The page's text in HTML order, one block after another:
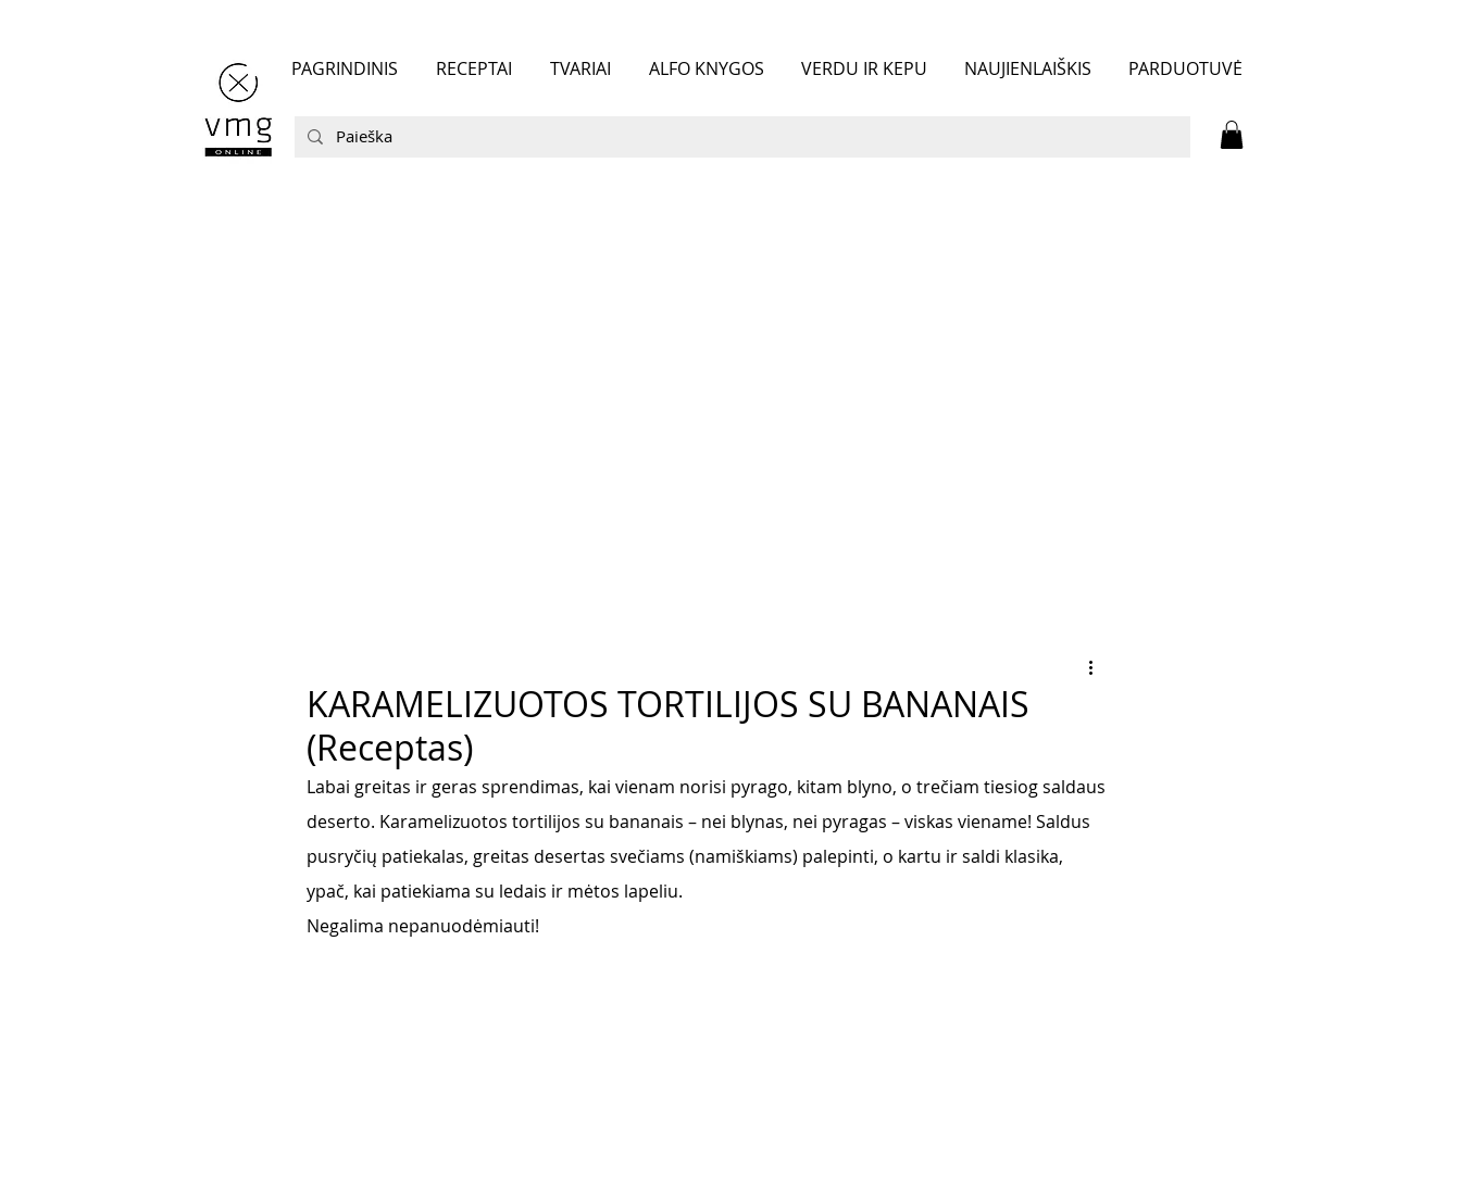
PAGRINDINIS RECEPTAI TVARIAI ALFO KNYGOS VERDU IR KEPU NAUJIENLAIŠKIS PARDUOTUVĖ
KARAMELIZUOTOS TORTILIJOS SU BANANAIS
(Receptas)
Labai greitas ir geras sprendimas, kai vienam norisi pyrago, kitam blyno, o trečiam tiesiog saldaus
deserto. Karamelizuotos tortilijos su bananais – nei blynas, nei pyragas – viskas viename! Saldus
pusryčių patiekalas, greitas desertas svečiams (namiškiams) palepinti, o kartu ir saldi klasika,
ypač, kai patiekiama su ledais ir mėtos lapeliu.
Negalima nepanuodėmiauti!